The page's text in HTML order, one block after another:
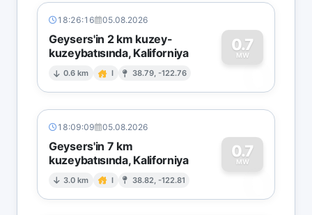
18:26:16 05.08.2026
Geysers'in 2 km kuzey-
kuzeybatısında, Kaliforniya
0.6 km I 38.79, -122.76
0.7
MW
0
18:09:09 05.08.2026
Geysers'in 7 km
kuzeybatısında, Kaliforniya
3.0 km I 38.82, -122.81
0.7
MW
0